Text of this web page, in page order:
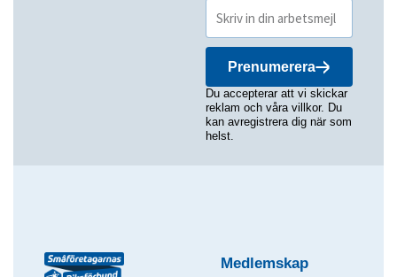
Prenumerera
Du accepterar att vi skickar
reklam och våra villkor. Du
kan avregistrera dig när som
helst.
Medlemskap